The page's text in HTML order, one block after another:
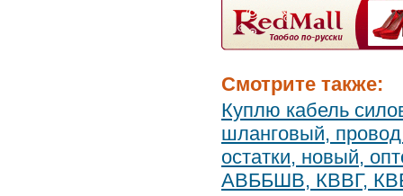
Смотрите также:
Куплю кабель
шланговый,
остатки, новый,
АВББШВ, КВВГ,